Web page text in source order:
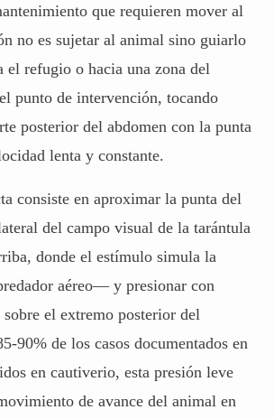
que requieren mover al
no es sujetar al animal sino guiarlo
el refugio o hacia una zona del
punto de intervención, tocando
posterior del abdomen con la punta
lenta y constante.
consiste en aproximar la punta del
del campo visual de la tarántula
donde el estímulo simula la
aéreo— y presionar con
el extremo posterior del
90% de los casos documentados en
en cautiverio, esta presión leve
de avance del animal en